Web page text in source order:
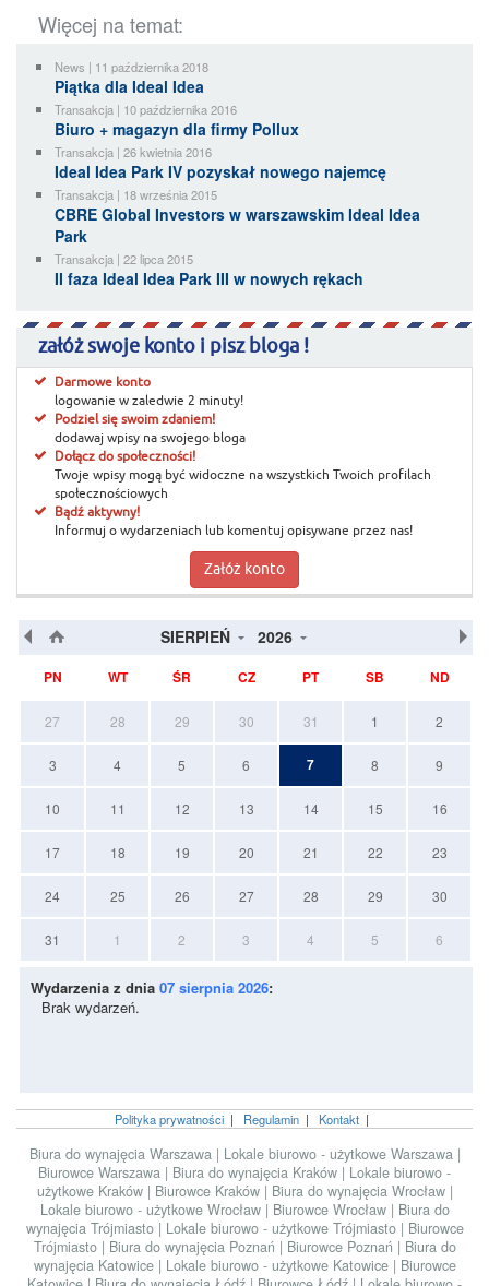
Więcej na temat:
News | 11 października 2018
Piątka dla Ideal Idea
Transakcja | 10 października 2016
Biuro + magazyn dla firmy Pollux
Transakcja | 26 kwietnia 2016
Ideal Idea Park IV pozyskał nowego najemcę
Transakcja | 18 września 2015
CBRE Global Investors w warszawskim Ideal Idea
Park
Transakcja | 22 lipca 2015
II faza Ideal Idea Park III w nowych rękach
załóż swoje konto i pisz bloga !
Darmowe konto
logowanie w zaledwie 2 minuty!
Podziel się swoim zdaniem!
dodawaj wpisy na swojego bloga
Dołącz do społeczności!
Twoje wpisy mogą być widoczne na wszystkich Twoich profilach
społecznościowych
Bądź aktywny!
Informuj o wydarzeniach lub komentuj opisywane przez nas!
Załóż konto
SIERPIEŃ 2026
PN WT ŚR CZ PT SB ND
27 28 29 30 31 1 2
3 4 5 6 7 8 9
10 11 12 13 14 15 16
17 18 19 20 21 22 23
24 25 26 27 28 29 30
31 1 2 3 4 5 6
Wydarzenia z dnia 07 sierpnia 2026:
Brak wydarzeń.
Polityka prywatności| Regulamin| Kontakt|
Biura do wynajęcia Warszawa | Lokale biurowo - użytkowe Warszawa |
Biurowce Warszawa | Biura do wynajęcia Kraków | Lokale biurowo -
użytkowe Kraków | Biurowce Kraków | Biura do wynajęcia Wrocław |
Lokale biurowo - użytkowe Wrocław | Biurowce Wrocław | Biura do
wynajęcia Trójmiasto | Lokale biurowo - użytkowe Trójmiasto | Biurowce
Trójmiasto | Biura do wynajęcia Poznań | Biurowce Poznań | Biura do
wynajęcia Katowice | Lokale biurowo - użytkowe Katowice | Biurowce